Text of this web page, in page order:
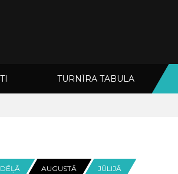
TURNĪRA TABULA
AUGUSTĀ JŪLIJĀ